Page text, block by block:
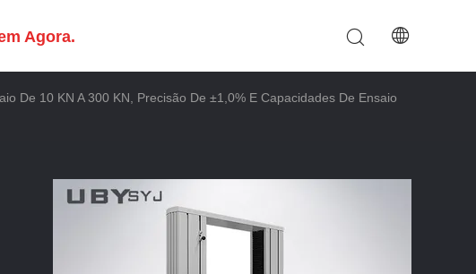
Agora.
De 10 KN A 300 KN, Precisão De ±1,0% E Capacidades De Ensaio